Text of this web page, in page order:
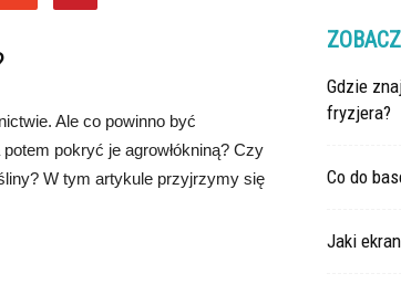
Ale co powinno być
pokryć je agrowłókniną? Czy
W tym artykule przyjrzymy się
Gdzie
fryzjera?
Co do
Jaki